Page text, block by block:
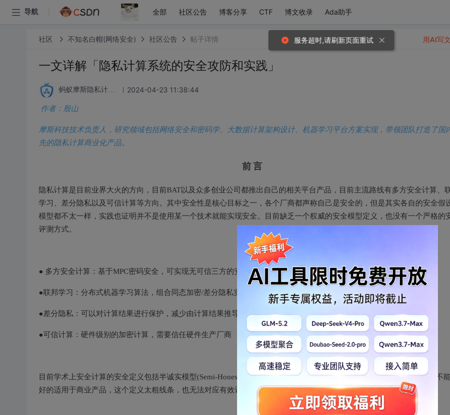
导航 全部 社区公告 博客分享 CTF 博文收录 Ada助手
社区 不知名白帽(网络安全) 社区公告 帖子详情
一文详解「隐私计算系统的安全攻防和实践」
蚂蚁摩斯隐私计算论坛 2024-04-23 11:38:44
作者：殷山
摩斯科技技术负责人，研究领域包括网络安全和密码学、大数据计算架构设计、机器学习平台方案实现，带领团队打造了国
先的隐私计算商业化产品。
前 言
隐私计算是目前业界大火的方向，目前BAT以及众多创业公司都推出自己的相关平台产品，目前主流路线有多方安全计算、
学习、差分隐私以及可信计算等方向。其中安全性是核心目标之一，各个厂商都声称自己是安全的，但是其实各自的安全假
模型都不太一样，实践也证明并不是使用某一个技术就能实现安全。目前缺乏一个权威的安全模型定义，也没有一个严格的
评测方式。
● 多方安全计算：基于MPC密码安全，可实现无可信三方的安全模型
●联邦学习：分布式机器学习算法，组合同态加密/差分隐私实现隐私保护增强，需要有可信三方来协调训练
●差分隐私：可以对计算结果进行保护，减少由计算结果推导出原始数据的概率
●可信计算：硬件级别的加密计算，需要信任硬件生产厂商
目前学术上安全计算的安全定义包括半诚实模型(Semi-Honest Security)和恶意模型(Malicious Security），但是这个定义并不
好的适用于商业产品，这个定义太粗线条，也无法对应有效评测，而且很多客户不太能理解这一学术概念对应的内涵。
用AI写
服务超时,请刷新页面重试